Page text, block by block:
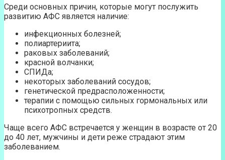
Среди основных причин, которые могут послужить
развитию АФС является наличие:
инфекционных болезней;
полиартериита;
раковых заболеваний;
красной волчанки;
СПИДа;
некоторых заболеваний сосудов;
генетической предрасположенности;
терапии с помощью сильных гормональных или
психотропных средств.
Чаще всего АФС встречается у женщин в возрасте от 20
до 40 лет, мужчины и дети реже страдают этим
заболеванием.